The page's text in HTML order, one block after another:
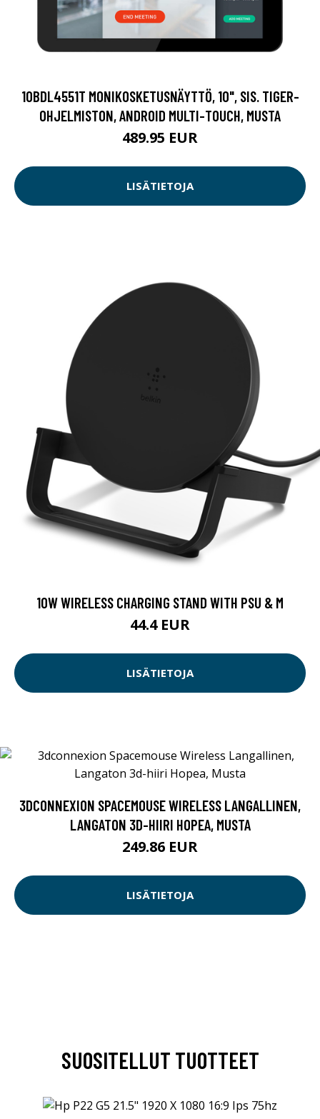
10BDL4551T MONIKOSKETUSNÄYTTÖ, 10", SIS. TIGER-
OHJELMISTON, ANDROID MULTI-TOUCH, MUSTA
489.95 EUR
LISÄTIETOJA
10W WIRELESS CHARGING STAND WITH PSU & M
44.4 EUR
LISÄTIETOJA
3DCONNEXION SPACEMOUSE WIRELESS LANGALLINEN,
LANGATON 3D-HIIRI HOPEA, MUSTA
249.86 EUR
LISÄTIETOJA
SUOSITELLUT TUOTTEET